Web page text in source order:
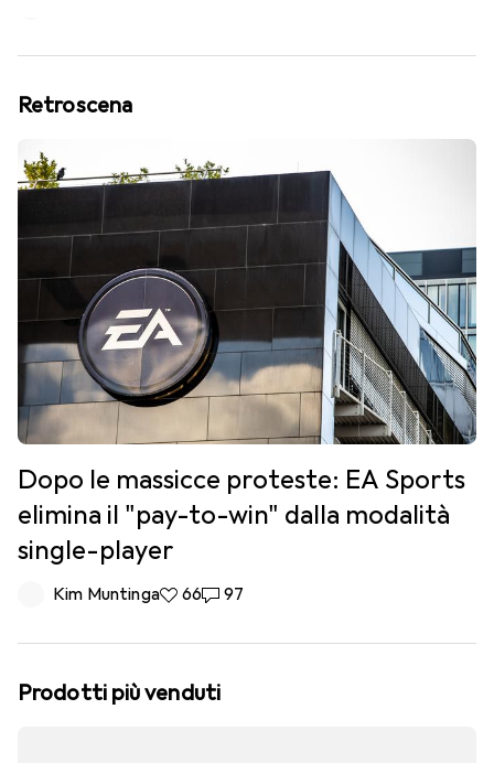
Retroscena
Dopo le massicce proteste: EA Sports
elimina il "pay-to-win" dalla modalità
single-player
Kim Muntinga66 like
6697 commenti
97
Prodotti più venduti